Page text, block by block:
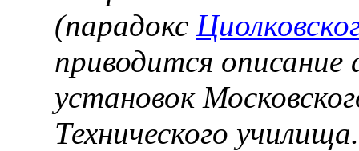
(парадокс
приводится описание
установок
Технического училища.